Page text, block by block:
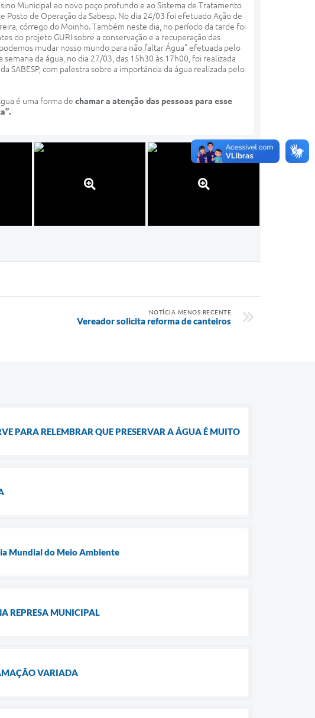
Municipal ao novo poço profundo e ao Sistema de Tratamento
Posto de Operação da Sabesp. No dia 24/03 foi efetuado Ação de
córrego do Moinho. Também neste dia, no período da tarde foi
do projeto GURI sobre a conservação e a recuperação das
mudar nosso mundo para não faltar Água” efetuada pelo
da água, no dia 27/03, das 15h30 às 17h00, foi realizada
SABESP, com palestra sobre a importância da água realizada pelo
é uma forma de chamar a atenção das pessoas para esse
NOTÍCIA MENOS RECENTE
Vereador solicita reforma de canteiros
PARA RELEMBRAR QUE PRESERVAR A ÁGUA É MUITO
Mundial do Meio Ambiente
REPRESA MUNICIPAL
VARIADA